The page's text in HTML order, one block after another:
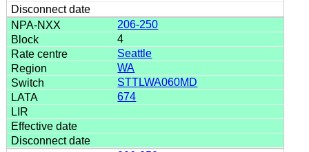
206-250
4
Seattle
WA
STTLWA060MD
674